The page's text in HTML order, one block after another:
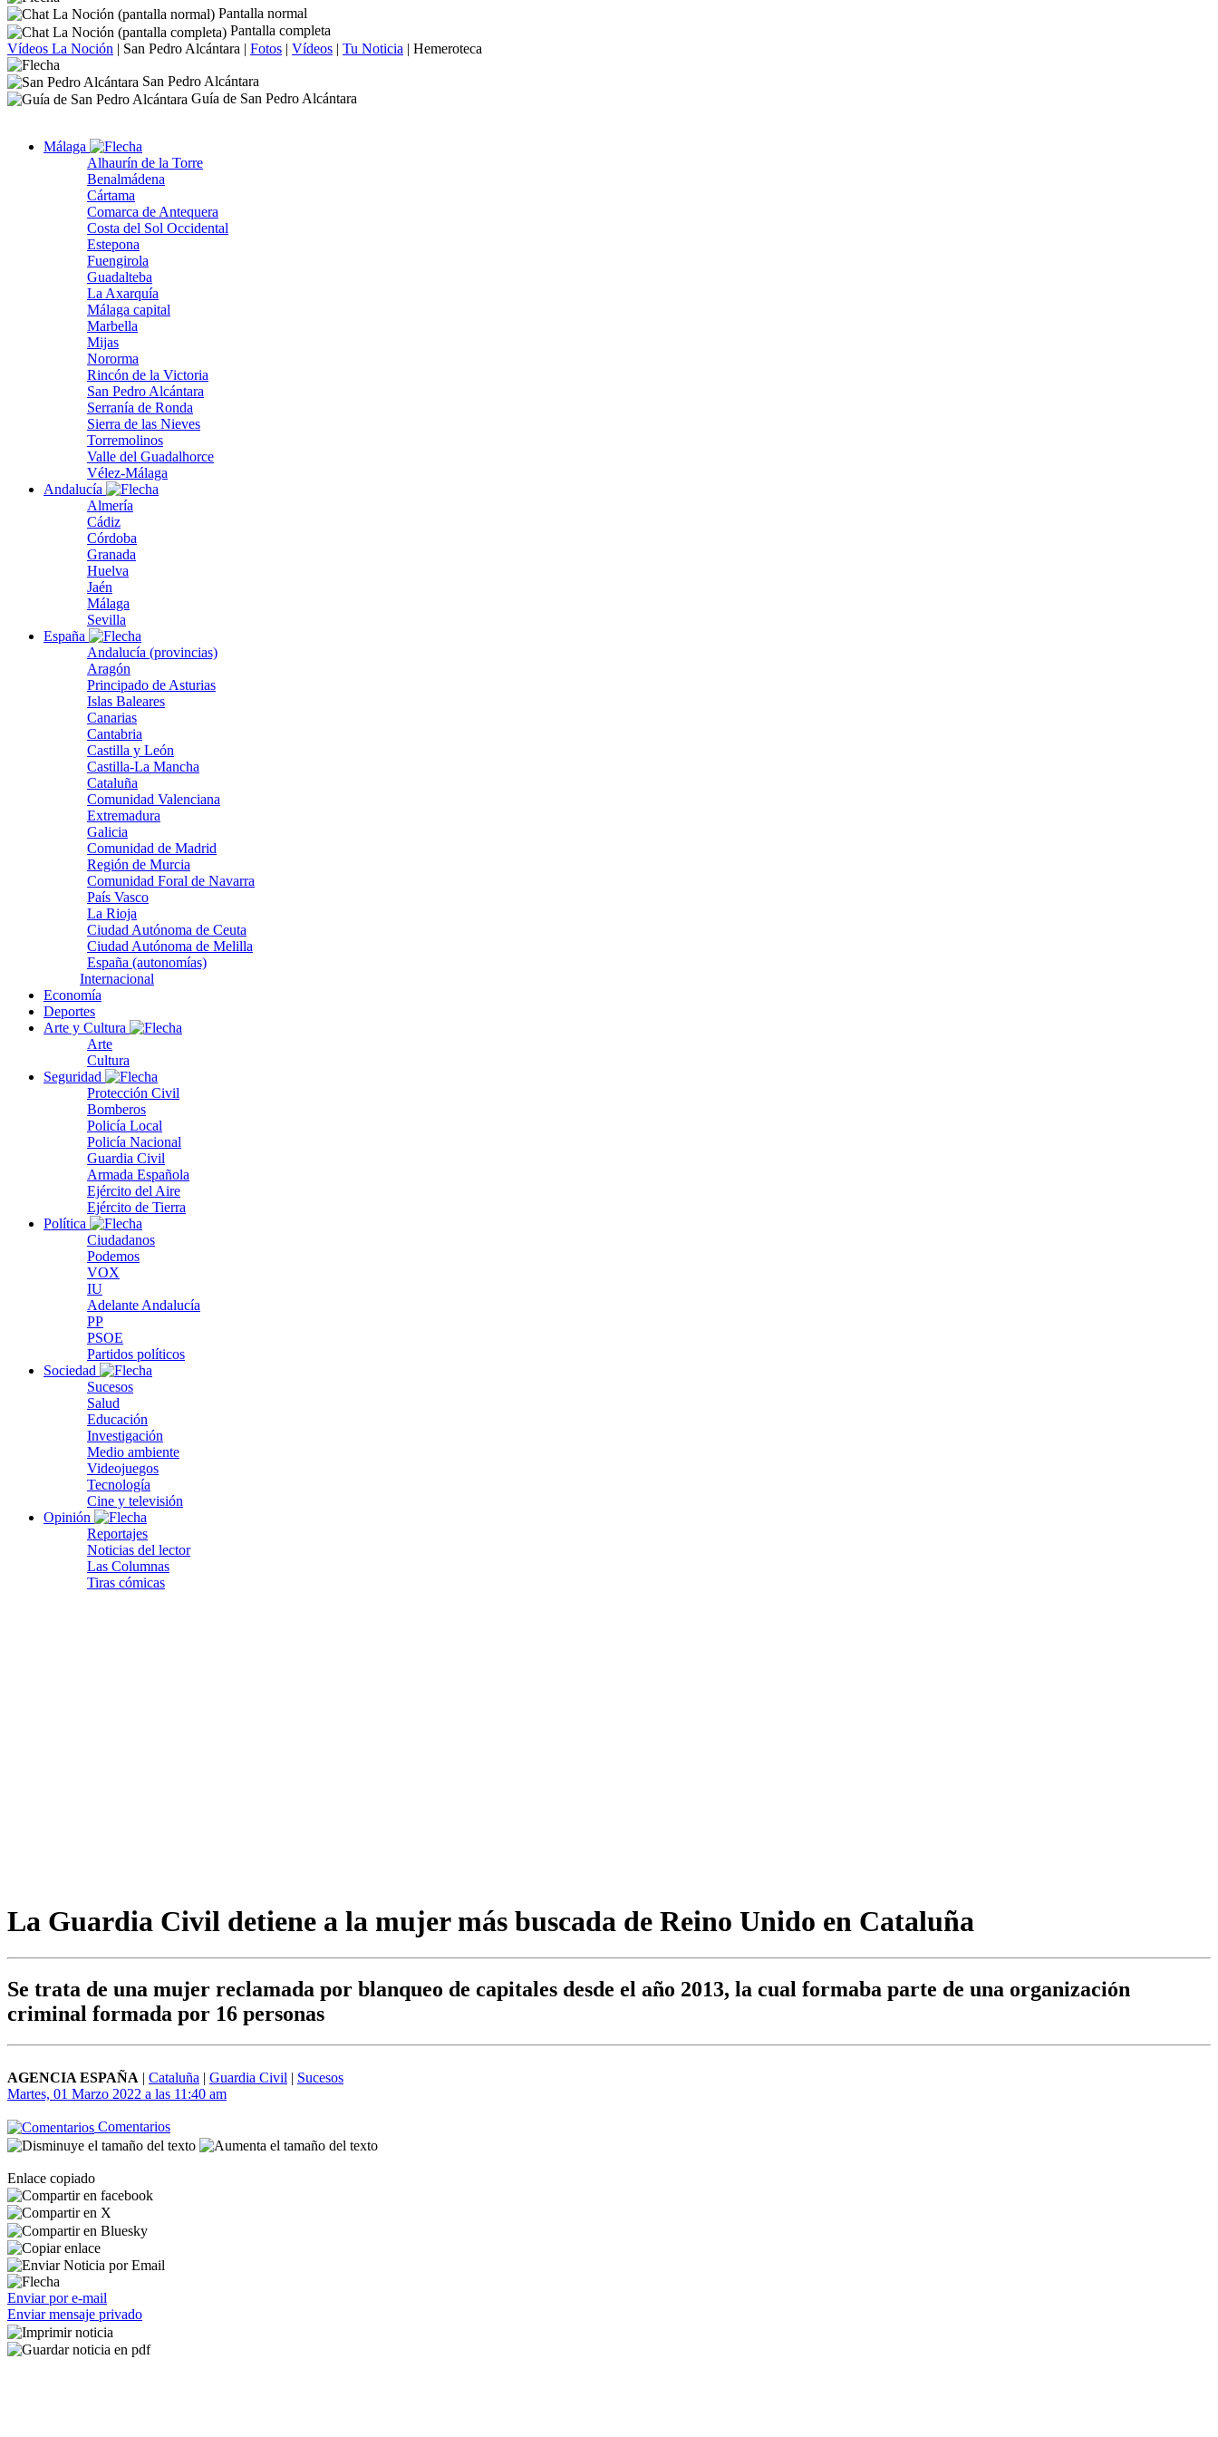
Pantalla normal
Pantalla completa
Vídeos La Noción | San Pedro Alcántara | Fotos | Vídeos | Tu Noticia | Hemeroteca
San Pedro Alcántara
Guía de San Pedro Alcántara
Málaga
Alhaurín de la Torre
Benalmádena
Cártama
Comarca de Antequera
Costa del Sol Occidental
Estepona
Fuengirola
Guadalteba
La Axarquía
Málaga capital
Marbella
Mijas
Nororma
Rincón de la Victoria
San Pedro Alcántara
Serranía de Ronda
Sierra de las Nieves
Torremolinos
Valle del Guadalhorce
Vélez-Málaga
Andalucía
Almería
Cádiz
Córdoba
Granada
Huelva
Jaén
Málaga
Sevilla
España
Andalucía (provincias)
Aragón
Principado de Asturias
Islas Baleares
Canarias
Cantabria
Castilla y León
Castilla-La Mancha
Cataluña
Comunidad Valenciana
Extremadura
Galicia
Comunidad de Madrid
Región de Murcia
Comunidad Foral de Navarra
País Vasco
La Rioja
Ciudad Autónoma de Ceuta
Ciudad Autónoma de Melilla
España (autonomías)
Internacional
Economía
Deportes
Arte y Cultura
Arte
Cultura
Seguridad
Protección Civil
Bomberos
Policía Local
Policía Nacional
Guardia Civil
Armada Española
Ejército del Aire
Ejército de Tierra
Política
Ciudadanos
Podemos
VOX
IU
Adelante Andalucía
PP
PSOE
Partidos políticos
Sociedad
Sucesos
Salud
Educación
Investigación
Medio ambiente
Videojuegos
Tecnología
Cine y televisión
Opinión
Reportajes
Noticias del lector
Las Columnas
Tiras cómicas
La Guardia Civil detiene a la mujer más buscada de Reino Unido en Cataluña
Se trata de una mujer reclamada por blanqueo de capitales desde el año 2013, la cual formaba parte de una organización
criminal formada por 16 personas
AGENCIA ESPAÑA | Cataluña | Guardia Civil | Sucesos
Martes, 01 Marzo 2022 a las 11:40 am
Comentarios
Enlace copiado
Enviar por e-mail
Enviar mensaje privado